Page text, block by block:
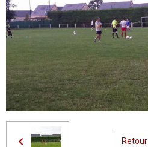
Retour